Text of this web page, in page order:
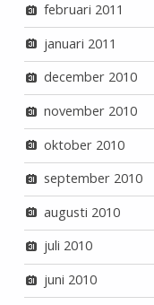
februari 2011
januari 2011
december 2010
november 2010
oktober 2010
september 2010
augusti 2010
juli 2010
juni 2010